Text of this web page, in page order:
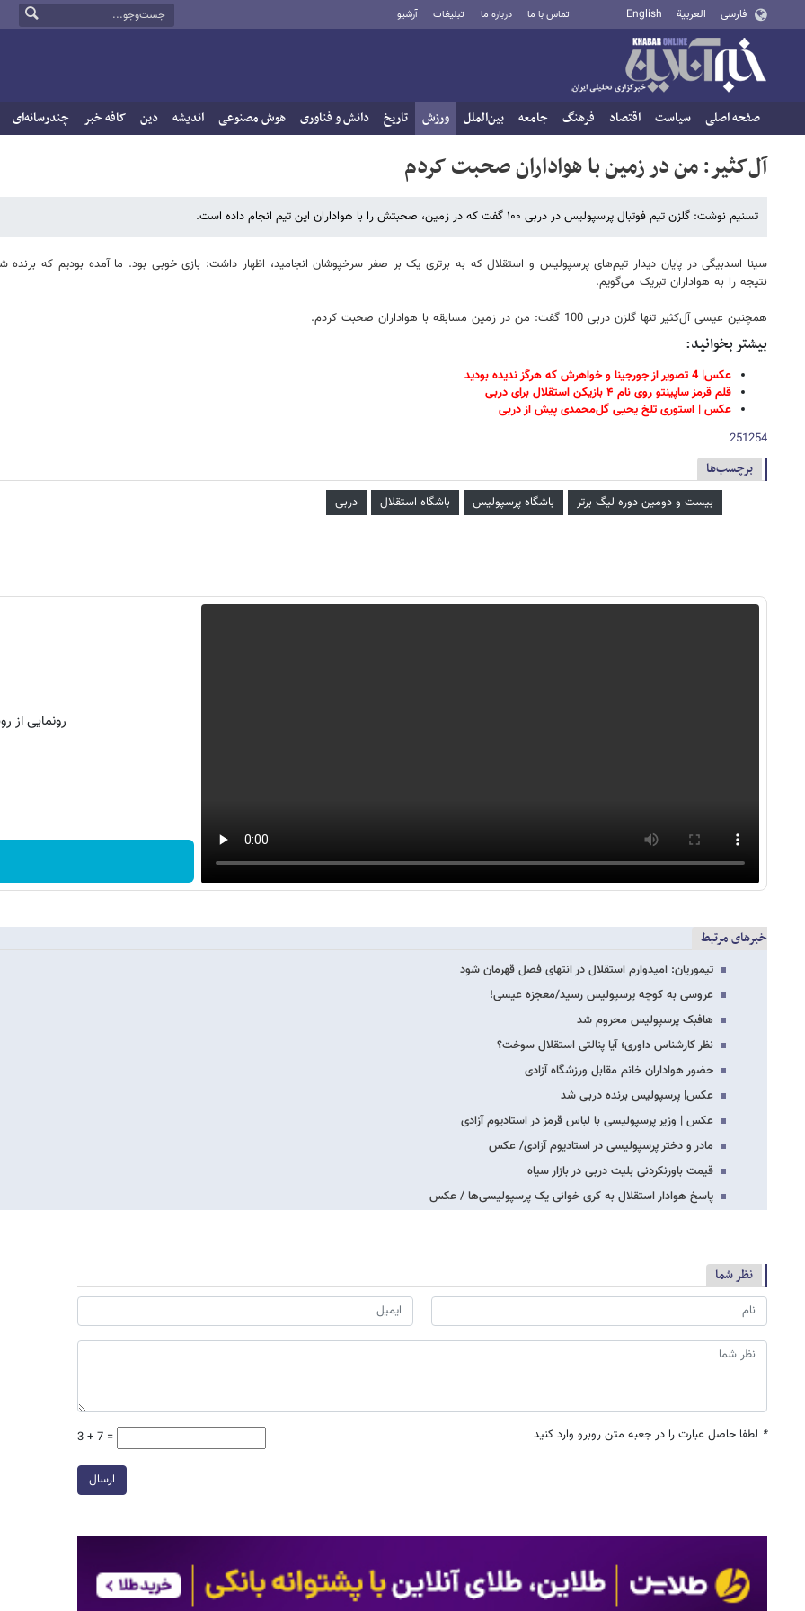
فارسی العربية English تماس با ما درباره ما تبلیغات آرشیو
صفحه اصلی سیاست اقتصاد فرهنگ جامعه بین‌الملل ورزش تاریخ دانش و فناوری هوش مصنوعی اندیشه دین کافه خبر چندرسانه‌ای
آل‌کثیر: من در زمین با هواداران صحبت کردم
تسنیم نوشت: گلزن تیم فوتبال پرسپولیس در دربی ۱۰۰ گفت که در زمین، صحبتش را با هواداران این تیم انجام داده است.
سینا اسدبیگی در پایان دیدار تیم‌های پرسپولیس و استقلال که به برتری یک بر صفر سرخپوشان انجامید، اظهار داشت: بازی خوبی بود. ما آمده بودیم که برنده
نتیجه را به هواداران تبریک می‌گویم.
همچنین عیسی آل‌کثیر تنها گلزن دربی 100 گفت: من در زمین مسابقه با هواداران صحبت کردم.
بیشتر بخوانید:
عکس| 4 تصویر از جورجینا و خواهرش که هرگز ندیده بودید
قلم قرمز ساپینتو روی نام ۴ بازیکن استقلال برای دربی
عکس | استوری تلخ یحیی گل‌محمدی پیش از دربی
251254
برچسب‌ها
بیست و دومین دوره لیگ برتر باشگاه پرسپولیس باشگاه استقلال دربی
رونمایی از
خبرهای مرتبط
تیموریان: امیدوارم استقلال در انتهای فصل قهرمان شود
عروسی به کوچه پرسپولیس رسید/معجزه عیسی!
هافبک پرسپولیس محروم شد
نظر کارشناس داوری؛ آیا پنالتی استقلال سوخت؟
حضور هواداران خانم مقابل ورزشگاه آزادی
عکس| پرسپولیس برنده دربی شد
عکس | وزیر پرسپولیسی با لباس قرمز در استادیوم آزادی
مادر و دختر پرسپولیسی در استادیوم آزادی/ عکس
قیمت باورنکردنی بلیت دربی در بازار سیاه
پاسخ هوادار استقلال به کری خوانی یک پرسپولیسی‌ها / عکس
نظر شما
* لطفا حاصل عبارت را در جعبه متن روبرو وارد کنید 3 + 7 =
ارسال